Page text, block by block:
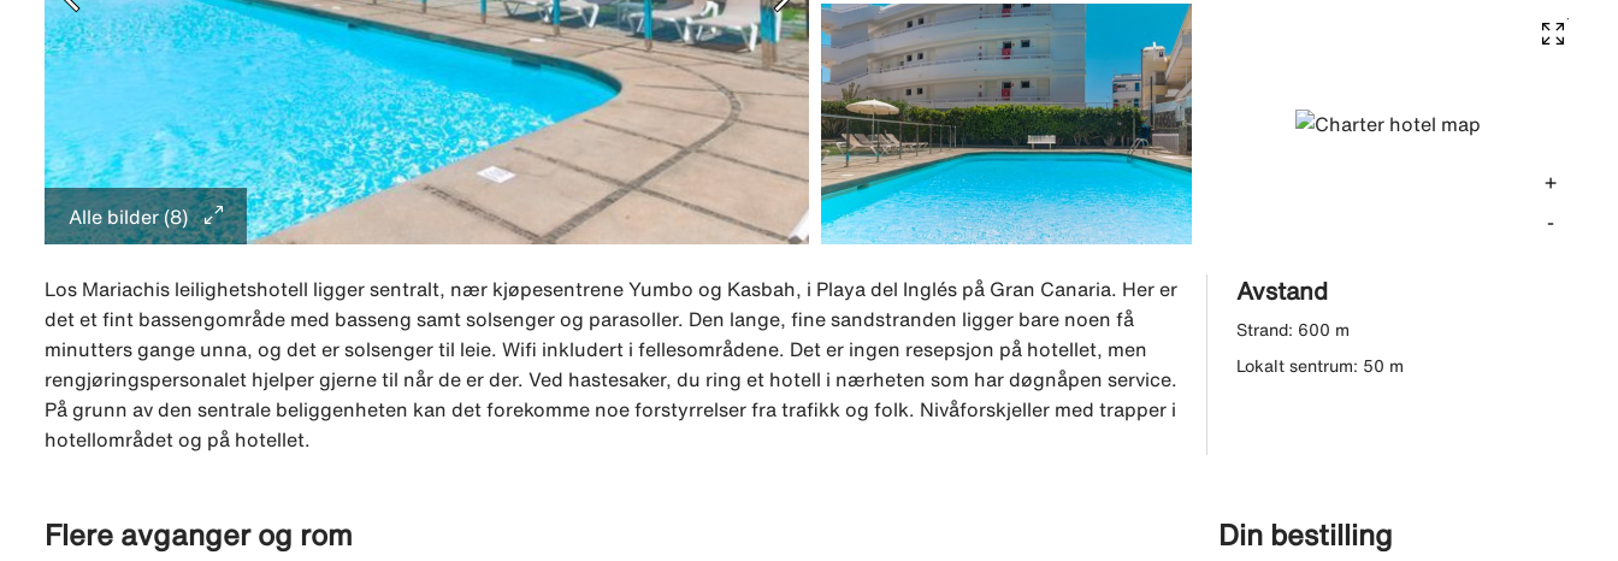
Alle bilder (8)
+
-
Los Mariachis leilighetshotell ligger sentralt, nær kjøpesentrene Yumbo og Kasbah, i Playa del Inglés på Gran Canaria. Her er
det et fint bassengområde med basseng samt solsenger og parasoller. Den lange, fine sandstranden ligger bare noen få
minutters gange unna, og det er solsenger til leie. Wifi inkludert i fellesområdene. Det er ingen resepsjon på hotellet, men
rengjøringspersonalet hjelper gjerne til når de er der. Ved hastesaker, du ring et hotell i nærheten som har døgnåpen service.
På grunn av den sentrale beliggenheten kan det forekomme noe forstyrrelser fra trafikk og folk. Nivåforskjeller med trapper i
hotellområdet og på hotellet.
Avstand
Strand: 600 m
Lokalt sentrum: 50 m
Flere avganger og rom Din bestilling